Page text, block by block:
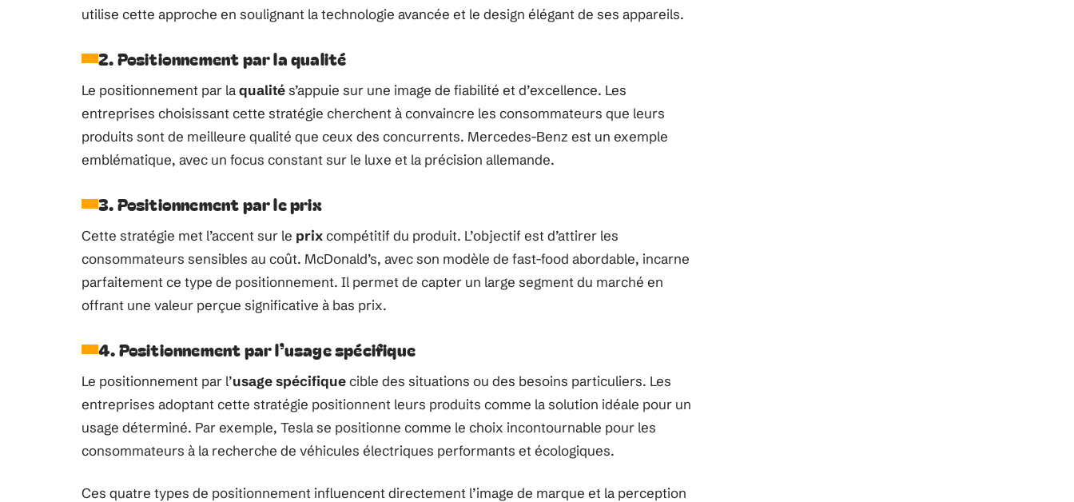
utilise cette approche en soulignant la technologie avancée et le design élégant de ses appareils.
2. Positionnement par la qualité
Le positionnement par laqualités’appuie sur une image de fiabilité et d’excellence. Les
entreprises choisissant cette stratégie cherchent à convaincre les consommateurs que leurs
produits sont de meilleure qualité que ceux des concurrents. Mercedes-Benz est un exemple
emblématique, avec un focus constant sur le luxe et la précision allemande.
3. Positionnement par le prix
Cette stratégie met l’accent sur le prixcompétitif du produit. L’objectif est d’attirer les
consommateurs sensibles au coût. McDonald’s, avec son modèle de fast-food abordable, incarne
parfaitement ce type de positionnement. Il permet de capter un large segment du marché en
offrant une valeur perçue significative à bas prix.
4. Positionnement par l’usage spécifique
Le positionnement par l’usage spécifiquecible des situations ou des besoins particuliers. Les
entreprises adoptant cette stratégie positionnent leurs produits comme la solution idéale pour un
usage déterminé. Par exemple, Tesla se positionne comme le choix incontournable pour les
consommateurs à la recherche de véhicules électriques performants et écologiques.
Ces quatre types de positionnement influencent directement l’image de marque et la perception